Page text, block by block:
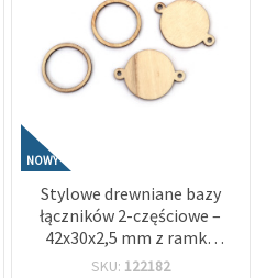
NOWY
Stylowe drewniane bazy
łączników 2-częściowe –
42x30x2,5 mm z ramką
30x2,5 mm i otworem 2
SKU: 122182